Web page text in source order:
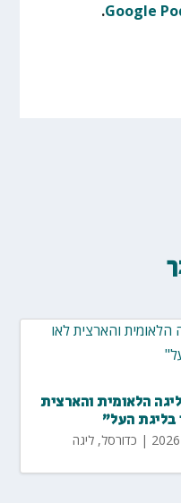
Google
.
הלאומית והארצית
בליגת העל"
| כדורסל,ליגה